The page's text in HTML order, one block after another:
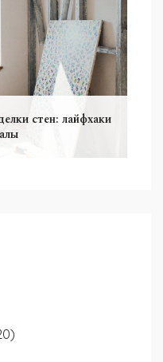
стен: лайфхаки